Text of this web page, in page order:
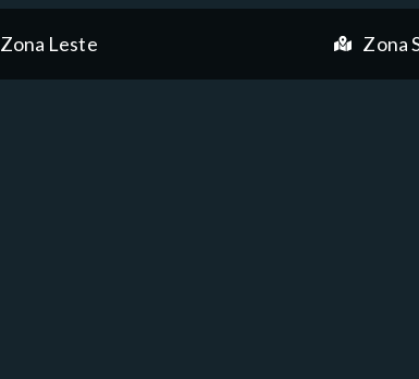
Zona Leste Zona